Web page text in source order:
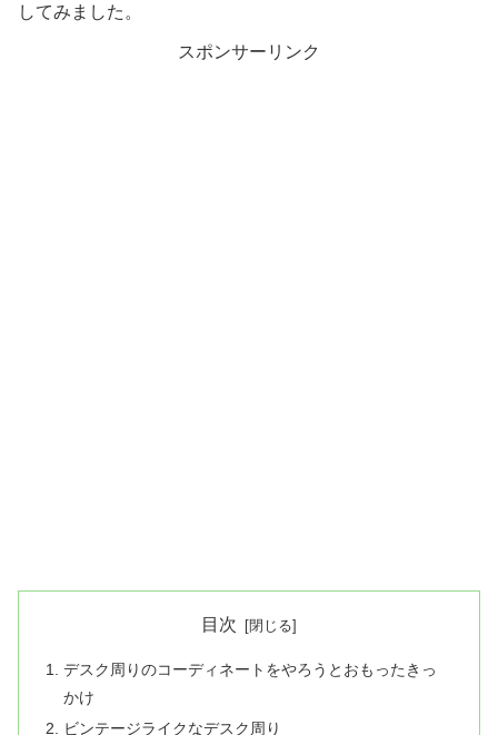
してみました。
スポンサーリンク
目次
デスク周りのコーディネートをやろうとおもったきっ
かけ
ビンテージライクなデスク周り